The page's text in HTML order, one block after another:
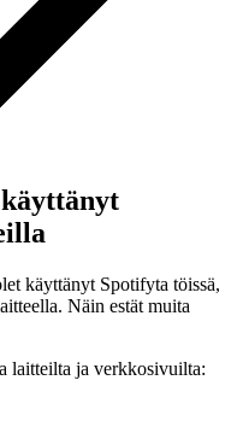
käyttänyt Spotifyta töissä,
Näin estät muita
laitteilta ja verkkosivuilta: